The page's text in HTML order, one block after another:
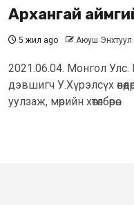
Архангай
5 жил ago Аюуш Энхтуул
2021.06.04. Монгол Улс.
дэвшигч У.Хүрэлсүх
уулзаж, мөрийн хөтөлбөрөө...